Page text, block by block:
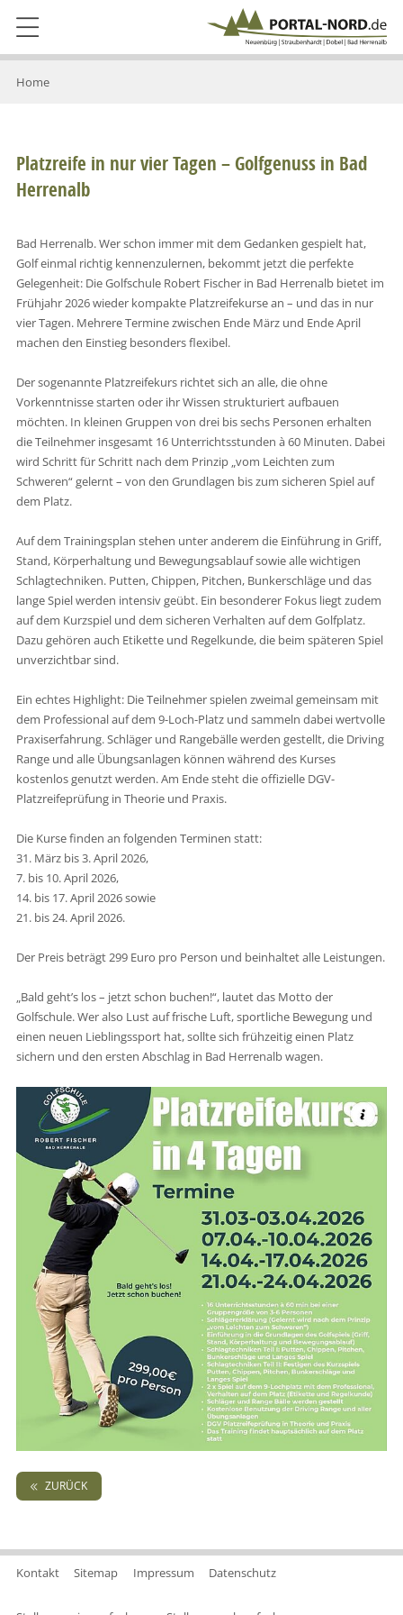
Home
Platzreife in nur vier Tagen – Golfgenuss in Bad
Herrenalb
Bad Herrenalb. Wer schon immer mit dem Gedanken gespielt hat,
Golf einmal richtig kennenzulernen, bekommt jetzt die perfekte
Gelegenheit: Die Golfschule Robert Fischer in Bad Herrenalb bietet im
Frühjahr 2026 wieder kompakte Platzreifekurse an – und das in nur
vier Tagen. Mehrere Termine zwischen Ende März und Ende April
machen den Einstieg besonders flexibel.
Der sogenannte Platzreifekurs richtet sich an alle, die ohne
Vorkenntnisse starten oder ihr Wissen strukturiert aufbauen
möchten. In kleinen Gruppen von drei bis sechs Personen erhalten
die Teilnehmer insgesamt 16 Unterrichtsstunden à 60 Minuten. Dabei
wird Schritt für Schritt nach dem Prinzip „vom Leichten zum
Schweren“ gelernt – von den Grundlagen bis zum sicheren Spiel auf
dem Platz.
Auf dem Trainingsplan stehen unter anderem die Einführung in Griff,
Stand, Körperhaltung und Bewegungsablauf sowie alle wichtigen
Schlagtechniken. Putten, Chippen, Pitchen, Bunkerschläge und das
lange Spiel werden intensiv geübt. Ein besonderer Fokus liegt zudem
auf dem Kurzspiel und dem sicheren Verhalten auf dem Golfplatz.
Dazu gehören auch Etikette und Regelkunde, die beim späteren Spiel
unverzichtbar sind.
Ein echtes Highlight: Die Teilnehmer spielen zweimal gemeinsam mit
dem Professional auf dem 9-Loch-Platz und sammeln dabei wertvolle
Praxiserfahrung. Schläger und Rangebälle werden gestellt, die Driving
Range und alle Übungsanlagen können während des Kurses
kostenlos genutzt werden. Am Ende steht die offizielle DGV-
Platzreifeprüfung in Theorie und Praxis.
Die Kurse finden an folgenden Terminen statt:
31. März bis 3. April 2026,
7. bis 10. April 2026,
14. bis 17. April 2026 sowie
21. bis 24. April 2026.
Der Preis beträgt 299 Euro pro Person und beinhaltet alle Leistungen.
„Bald geht’s los – jetzt schon buchen!“, lautet das Motto der
Golfschule. Wer also Lust auf frische Luft, sportliche Bewegung und
einen neuen Lieblingssport hat, sollte sich frühzeitig einen Platz
sichern und den ersten Abschlag in Bad Herrenalb wagen.
ZURÜCK
Kontakt Sitemap Impressum Datenschutz